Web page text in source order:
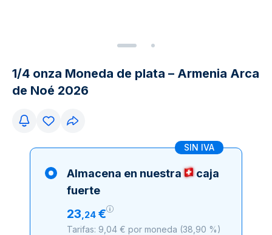
1/4 onza Moneda de plata – Armenia Arca
de Noé 2026
SIN IVA
Almacena en nuestra
caja
fuerte
23,24 €
Tarifas: 9,04 € por moneda (38,90 %)